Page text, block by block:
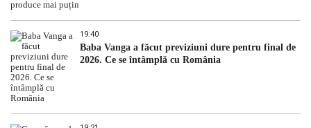
19:40
Baba Vanga a făcut previziuni dure pentru final de
2026. Ce se întâmplă cu România